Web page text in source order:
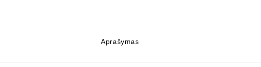
Aprašymas